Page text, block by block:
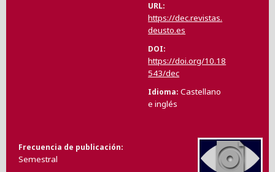
URL
https://dec.revistas.
deusto.es
DOI
https://doi.org/10.18
543/dec
Idioma Castellano
e inglés
Frecuencia de publicación
Semestral